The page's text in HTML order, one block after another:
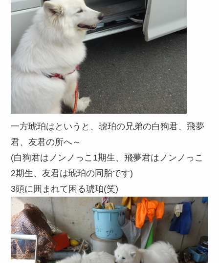
一方琥珀はというと、琥珀の兄弟の白狗君、飛夢
君、友君の所へ～
(白狗君はノンノっこ1期生、飛夢君はノンノっこ
2期生、友君は琥珀の同胎です)
3頭に囲まれて困る琥珀(笑)